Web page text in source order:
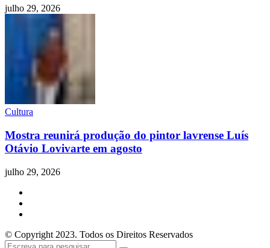
julho 29, 2026
Cultura
Mostra reunirá produção do pintor lavrense Luís
Otávio Lovivarte em agosto
julho 29, 2026
© Copyright 2023. Todos os Direitos Reservados